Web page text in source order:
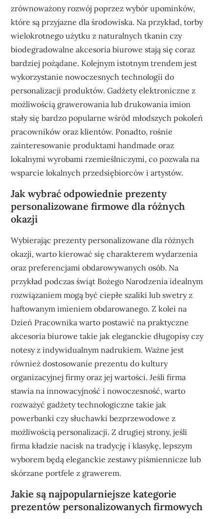
zrównoważony rozwój poprzez wybór upominków,
które są przyjazne dla środowiska. Na przykład, torby
wielokrotnego użytku z naturalnych tkanin czy
biodegradowalne akcesoria biurowe stają się coraz
bardziej pożądane. Kolejnym istotnym trendem jest
wykorzystanie nowoczesnych technologii do
personalizacji produktów. Gadżety elektroniczne z
możliwością grawerowania lub drukowania imion
stały się bardzo popularne wśród młodszych pokoleń
pracowników oraz klientów. Ponadto, rośnie
zainteresowanie produktami handmade oraz
lokalnymi wyrobami rzemieślniczymi, co pozwala na
wsparcie lokalnych przedsiębiorców i artystów.
Jak wybrać odpowiednie prezenty
personalizowane firmowe dla różnych
okazji
Wybierając prezenty personalizowane dla różnych
okazji, warto kierować się charakterem wydarzenia
oraz preferencjami obdarowywanych osób. Na
przykład podczas świąt Bożego Narodzenia idealnym
rozwiązaniem mogą być ciepłe szaliki lub swetry z
haftowanym imieniem obdarowanego. Z kolei na
Dzień Pracownika warto postawić na praktyczne
akcesoria biurowe takie jak eleganckie długopisy czy
notesy z indywidualnym nadrukiem. Ważne jest
również dostosowanie prezentu do kultury
organizacyjnej firmy oraz jej wartości. Jeśli firma
stawia na innowacyjność i nowoczesność, warto
rozważyć gadżety technologiczne takie jak
powerbanki czy słuchawki bezprzewodowe z
możliwością personalizacji. Z drugiej strony, jeśli
firma kładzie nacisk na tradycję i klasykę, lepszym
wyborem będą eleganckie zestawy piśmiennicze lub
skórzane portfele z grawerem.
Jakie są najpopularniejsze kategorie
prezentów personalizowanych firmowych